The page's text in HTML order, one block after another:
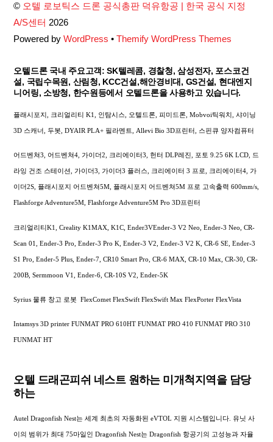
© 오텔 로보틱스 드론 공식총판 덕유항공 | 한국 공식 지정
A/S센터 2026
Powered byWordPress •Themify WordPress Themes
오텔드론 국내 주요고객: SK텔레콤, 경찰청, 삼성전자, 포스코건
설, 국립수목원, 산림청, KCC건설,해안경비대, GS건설, 현대엔지
니어링, 소방청, 한수원등에서 오텔드론을 사용하고 있습니다.
플래시포지, 크리얼리티 K1, 인탐시스, 오텔드론, 피미드론, Mobvoi틱워치, 샤이닝
3D 스캐너, 두봇, DYAIR PLA+ 필라멘트, Allevi Bio 3D프린터, 스핀큐 양자컴퓨터
어드벤쳐3, 어드벤쳐4, 가이더2, 크리에이터3, 헌터 DLP레진, 포토 9.25 6K LCD, 드
라잉 건조 스테이션, 가이더3, 가이더3 플러스, 크리에이터 3 프로, 크리에이터4, 가
이더2S, 플래시포지 어드벤쳐5M, 플래시포지 어드벤쳐5M 프로 고속출력 600mm/s,
Flashforge Adventure5M, Flashforge Adventure5M Pro 3D프린터
크리얼리티K1, Creality K1MAX, K1C, Ender3VEnder-3 V2 Neo, Ender-3 Neo, CR-
Scan 01, Ender-3 Pro, Ender-3 Pro K, Ender-3 V2, Ender-3 V2 K, CR-6 SE, Ender-3
S1 Pro, Ender-5 Plus, Ender-7, CR10 Smart Pro, CR-6 MAX, CR-10 Max, CR-30, CR-
200B, Sermmoon V1, Ender-6, CR-10S V2, Ender-5K
Syrius 물류 창고 로봇 FlexComet FlexSwift FlexSwift Max FlexPorter FlexVista
Intamsys 3D printer FUNMAT PRO 610HT FUNMAT PRO 410 FUNMAT PRO 310
FUNMAT HT
오텔 드래곤피쉬 네스트 원하는 미개척지역을 담당
하는
Autel Dragonfish Nest는 세계 최초의 자동화된 eVTOL 지원 시스템입니다. 유닛 사
이의 범위가 최대 75마일인 Dragonfish Nest는 Dragonfish 항공기의 고성능과 자율